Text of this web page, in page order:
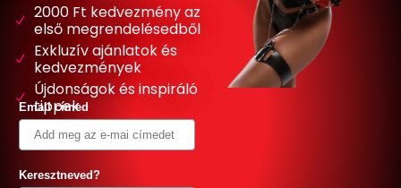
2000 Ft kedvezmény az
első megrendelésedből
Exkluzív ajánlatok és
kedvezmények
Újdonságok és inspiráló
tippek
Email címed
Keresztneved?